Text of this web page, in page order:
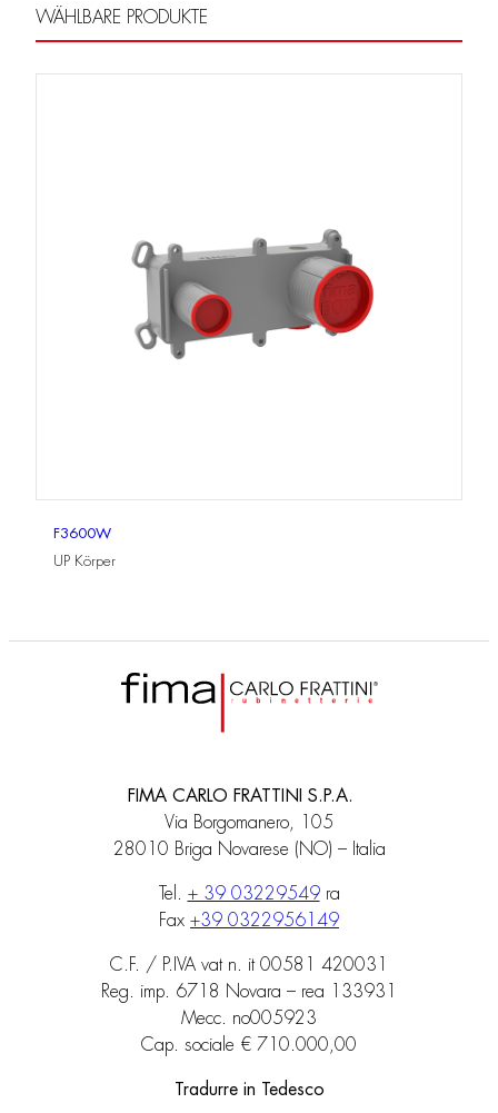
WÄHLBARE PRODUKTE
F3600W
UP Körper
FIMA CARLO FRATTINI S.P.A.
Via Borgomanero, 105
28010 Briga Novarese (NO) – Italia
Tel. + 39 03229549ra
Fax +39 0322956149
C.F. / P.IVA vat n. it 00581 420031
Reg. imp. 6718 Novara – rea 133931
Mecc. no005923
Cap. sociale € 710.000,00
Tradurre in Tedesco